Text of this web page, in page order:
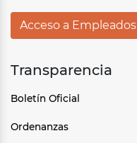
Acceso a Empleados
Transparencia
Boletín Oficial
Ordenanzas